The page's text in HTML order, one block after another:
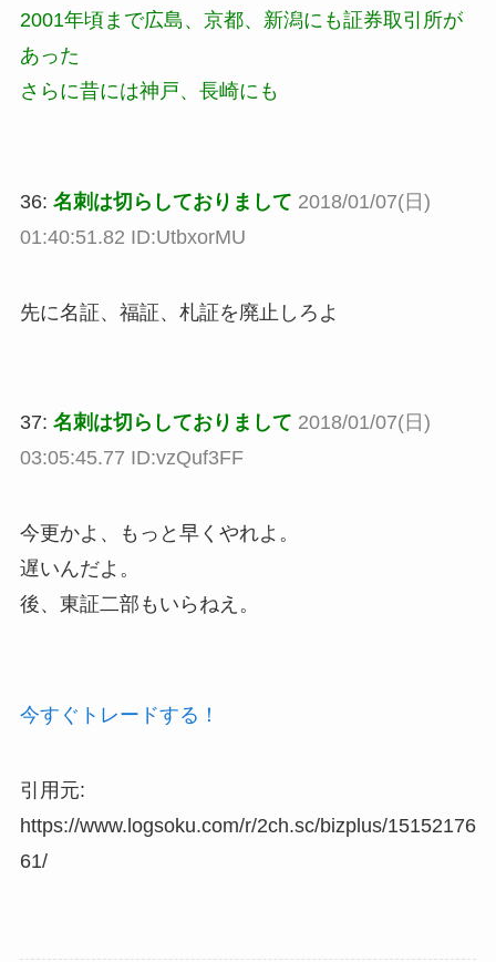
2001年頃まで広島、京都、新潟にも証券取引所が
あった
さらに昔には神戸、長崎にも
36: 名刺は切らしておりまして 2018/01/07(日)
01:40:51.82 ID:UtbxorMU
先に名証、福証、札証を廃止しろよ
37: 名刺は切らしておりまして 2018/01/07(日)
03:05:45.77 ID:vzQuf3FF
今更かよ、もっと早くやれよ。
遅いんだよ。
後、東証二部もいらねえ。
今すぐトレードする！
引用元:
https://www.logsoku.com/r/2ch.sc/bizplus/15152176
61/